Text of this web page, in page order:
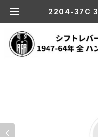
2204-37C